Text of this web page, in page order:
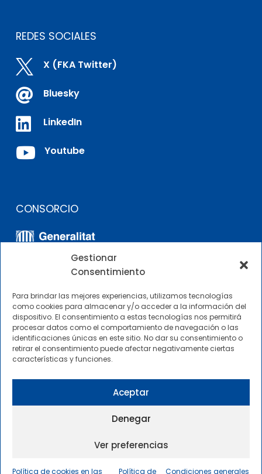
Gestionar
Consentimiento
Para brindar las mejores experiencias, utilizamos tecnologías
como cookies para almacenar y/o acceder a la información del
dispositivo. El consentimiento a estas tecnologías nos permitirá
procesar datos como el comportamiento de navegación o las
identificaciones únicas en este sitio. No dar su consentimiento o
retirar el consentimiento puede afectar negativamente ciertas
características y funciones.
Aceptar
Denegar
Ver preferencias
Política de cookies en las Política de Condiciones generales
REDES SOCIALES
 X (FKA Twitter)
 Bluesky
 LinkedIn
 Youtube
CONSORCIO
OTROS ENLACES
Perfil del contratante
2025 © Centre Internacional de Mètodes Numèrics a